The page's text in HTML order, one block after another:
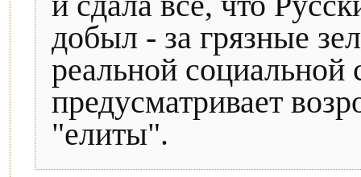
добыл - за грязные
реальной социальной
предусматривает
"елиты".